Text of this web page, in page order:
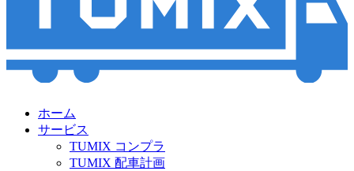
ホーム
サービス
TUMIX コンプラ
TUMIX 配車計画